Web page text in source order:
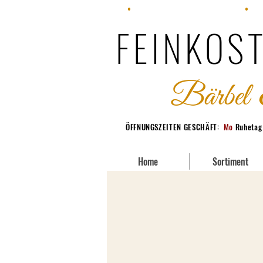
• •
ÖFFNUNGSZEITEN GESCHÄFT: Mo
Home Sortiment